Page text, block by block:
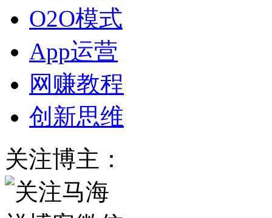
O2O模式
App运营
网赚教程
创新思维
关注博主：